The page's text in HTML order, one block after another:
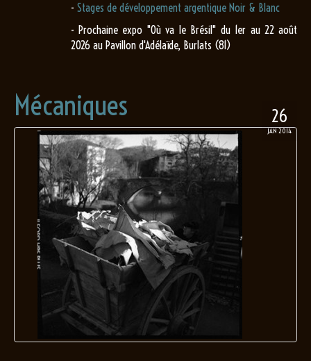
- Stages de développement argentique Noir & Blanc
- Prochaine expo "Où va le Brésil" du 1er au 22 août
2026 au Pavillon d'Adélaïde, Burlats (81)
26
JAN 2014
Mécaniques